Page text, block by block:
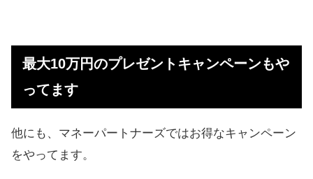
最大10万円のプレゼントキャンペーンもや
ってます
他にも、マネーパートナーズではお得なキャンペーン
をやってます。